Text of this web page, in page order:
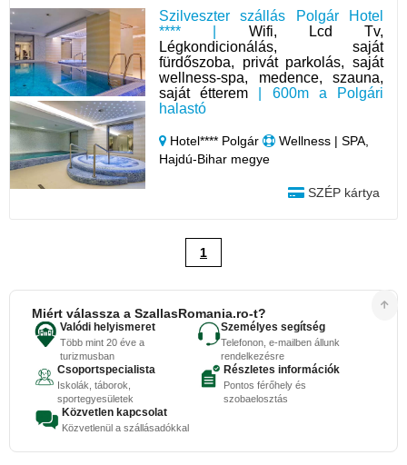
Szilveszter szállás Polgár Hotel
**** | Wifi, Lcd Tv,
Légkondicionálás, saját
fürdőszoba, privát parkolás, saját
wellness-spa, medence, szauna,
saját étterem | 600m a Polgári
halastó
Hotel**** Polgár
Wellness | SPA,
Hajdú-Bihar megye
SZÉP kártya
1
Miért válassza a SzallasRomania.ro-t?
Valódi helyismeret
Több mint 20 éve a
turizmusban
Személyes segítség
Telefonon, e-mailben állunk
rendelkezésre
Csoportspecialista
Iskolák, táborok,
sportegyesületek
Részletes információk
Pontos férőhely és
szobaelosztás
Közvetlen kapcsolat
Közvetlenül a szállásadókkal